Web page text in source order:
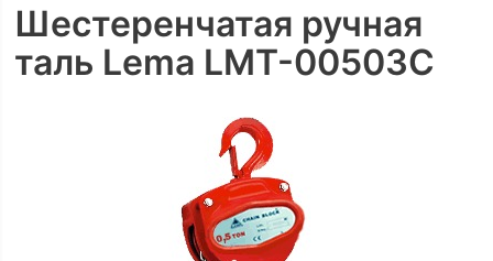
Шестеренчатая ручная
таль Lema LMT-00503C